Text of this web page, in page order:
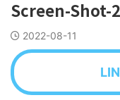
Screen-Shot-
2022-08-11